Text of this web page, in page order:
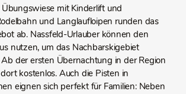
mit Kinderlift und
und Langlaufloipen runden das
ab. Nassfeld-Urlauber können den
nutzen, um das Nachbarskigebiet
der ersten Übernachtung in der Region
kostenlos. Auch die Pisten in
eignen sich perfekt für Familien: Neben